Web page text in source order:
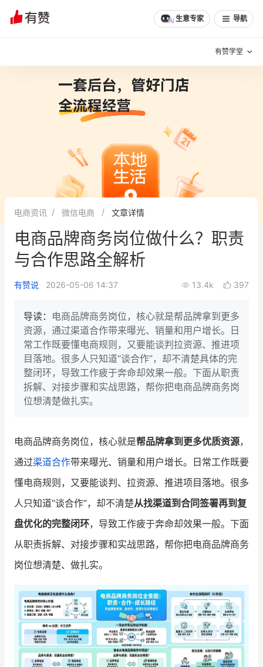
生意专家 导航
有赞学堂
增长方法
有赞专家说
新零售最佳实践
面对面聊增长
新零售大会 新零售茶会
增长产品指南
智库 产品场景库
产品更新动态 帮助中心
品牌消费观 行业报告
新零售资讯
培训课程
私域课程 新零售内参
商家社区 社群交流
合作共进
入驻有赞 认证代理商
电商资讯 微信电商 文章详情
电商品牌商务岗位做什么？职责
与合作思路全解析
有赞说 2026-05-06 14:37 13.4k 397
导读： 电商品牌商务岗位，核心就是帮品牌拿到更多
资源，通过渠道合作带来曝光、销量和用户增长。日
常工作既要懂电商规则，又要能谈判拉资源、推进项
目落地。很多人只知道“谈合作”，却不清楚具体的完
整闭环，导致工作疲于奔命却效果一般。下面从职责
拆解、对接步骤和实战思路，帮你把电商品牌商务岗
位想清楚做扎实。
电商品牌商务岗位，核心就是帮品牌拿到更多优质资源，
通过渠道合作带来曝光、销量和用户增长。日常工作既要
懂电商规则，又要能谈判、拉资源、推进项目落地。很多
人只知道“谈合作”，却不清楚从找渠道到合同签署再到复
盘优化的完整闭环，导致工作疲于奔命却效果一般。下面
从职责拆解、对接步骤和实战思路，帮你把电商品牌商务
岗位想清楚、做扎实。